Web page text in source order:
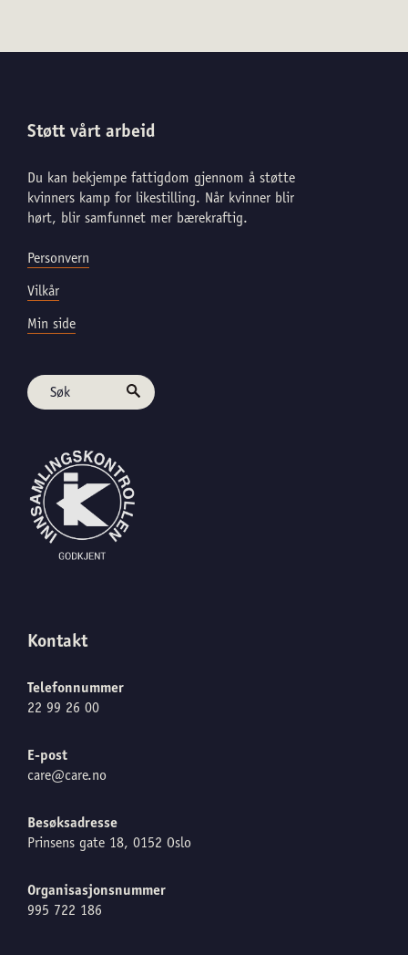
Støtt vårt arbeid
Du kan bekjempe fattigdom gjennom å støtte
kvinners kamp for likestilling. Når kvinner blir
hørt, blir samfunnet mer bærekraftig.
Personvern
Vilkår
Min side
Kontakt
Telefonnummer
22 99 26 00
E-post
care@care.no
Besøksadresse
Prinsens gate 18, 0152 Oslo
Organisasjonsnummer
995 722 186